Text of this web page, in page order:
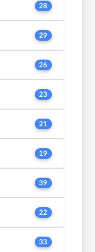
28
29
26
23
21
19
39
22
33